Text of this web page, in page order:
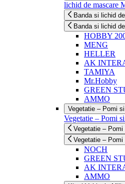
lichid de mascare
Banda si lichid
Banda si lichid
HOBBY
MENG
HELLER
AK
TAMIYA
Mr.Hobby
GREEN
AMMO
Vegetatie – Pomi
Vegetatie – Pomi
Vegetatie –
Vegetatie –
NOCH
GREEN
AK
AMMO